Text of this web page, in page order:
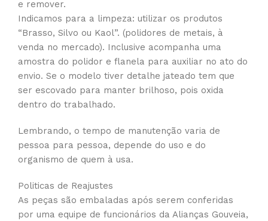
e remover.
Indicamos para a limpeza: utilizar os produtos
“Brasso, Silvo ou Kaol”. (polidores de metais, à
venda no mercado). Inclusive acompanha uma
amostra do polidor e flanela para auxiliar no ato do
envio. Se o modelo tiver detalhe jateado tem que
ser escovado para manter brilhoso, pois oxida
dentro do trabalhado.
Lembrando, o tempo de manutenção varia de
pessoa para pessoa, depende do uso e do
organismo de quem à usa.
Politicas de Reajustes
As peças são embaladas após serem conferidas
por uma equipe de funcionários da Alianças Gouveia,